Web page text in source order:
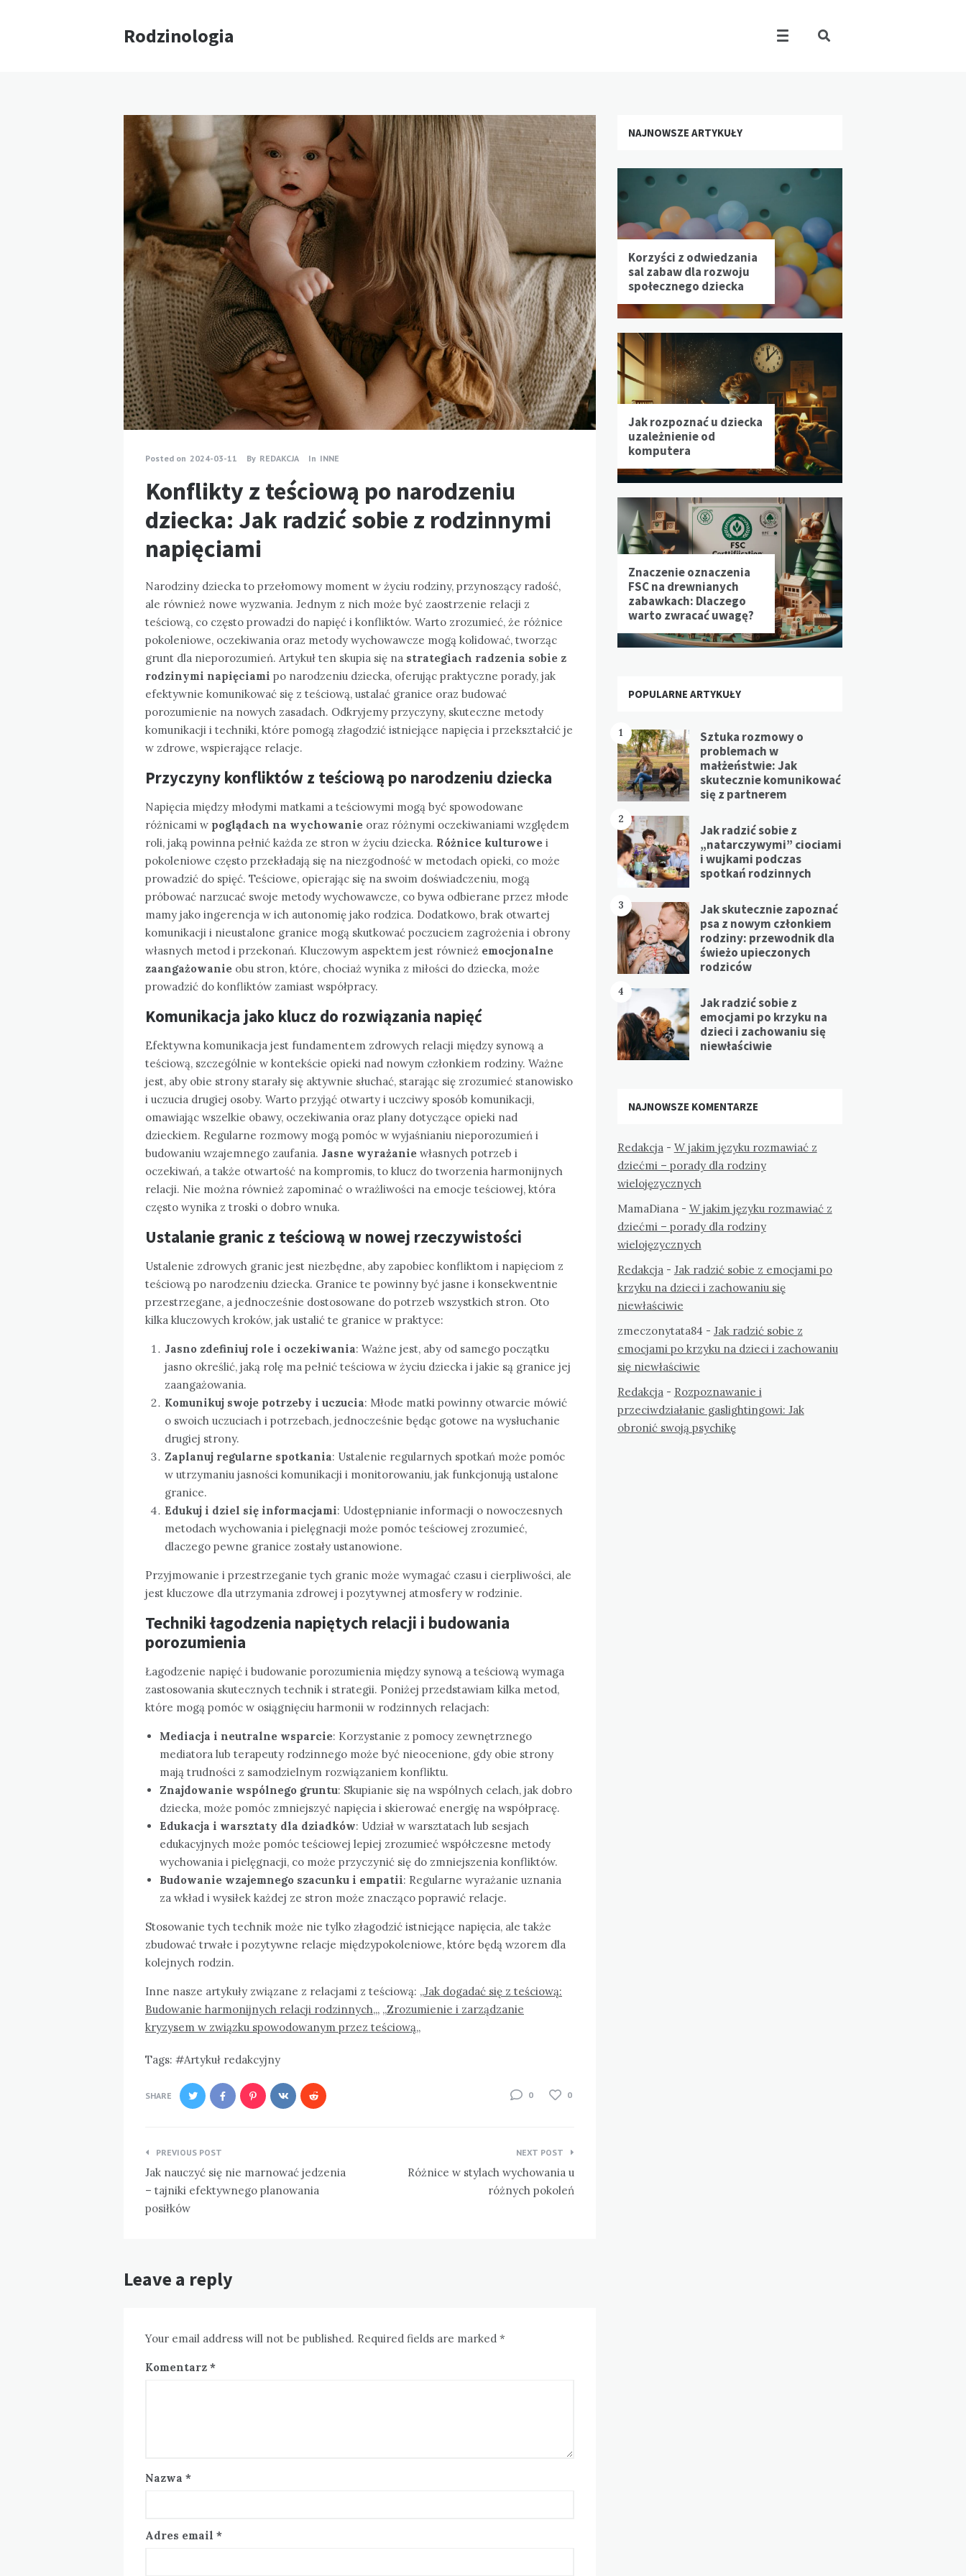
Rodzinologia
Posted on 2024-03-11 By REDAKCJA In INNE
Konflikty z teściową po narodzeniu
dziecka: Jak radzić sobie z rodzinnymi
napięciami
Narodziny dziecka to przełomowy moment w życiu rodziny, przynoszący radość,
ale również nowe wyzwania. Jednym z nich może być zaostrzenie relacji z
teściową, co często prowadzi do napięć i konfliktów. Warto zrozumieć, że różnice
pokoleniowe, oczekiwania oraz metody wychowawcze mogą kolidować, tworząc
grunt dla nieporozumień. Artykuł ten skupia się na strategiach radzenia sobie z
rodzinymi napięciami po narodzeniu dziecka, oferując praktyczne porady, jak
efektywnie komunikować się z teściową, ustalać granice oraz budować
porozumienie na nowych zasadach. Odkryjemy przyczyny, skuteczne metody
komunikacji i techniki, które pomogą złagodzić istniejące napięcia i przekształcić je
w zdrowe, wspierające relacje.
Przyczyny konfliktów z teściową po narodzeniu dziecka
Napięcia między młodymi matkami a teściowymi mogą być spowodowane
różnicami w poglądach na wychowanie oraz różnymi oczekiwaniami względem
roli, jaką powinna pełnić każda ze stron w życiu dziecka. Różnice kulturowe i
pokoleniowe często przekładają się na niezgodność w metodach opieki, co może
prowadzić do spięć. Teściowe, opierając się na swoim doświadczeniu, mogą
próbować narzucać swoje metody wychowawcze, co bywa odbierane przez młode
mamy jako ingerencja w ich autonomię jako rodzica. Dodatkowo, brak otwartej
komunikacji i nieustalone granice mogą skutkować poczuciem zagrożenia i obrony
własnych metod i przekonań. Kluczowym aspektem jest również emocjonalne
zaangażowanie obu stron, które, chociaż wynika z miłości do dziecka, może
prowadzić do konfliktów zamiast współpracy.
Komunikacja jako klucz do rozwiązania napięć
Efektywna komunikacja jest fundamentem zdrowych relacji między synową a
teściową, szczególnie w kontekście opieki nad nowym członkiem rodziny. Ważne
jest, aby obie strony starały się aktywnie słuchać, starając się zrozumieć stanowisko
i uczucia drugiej osoby. Warto przyjąć otwarty i uczciwy sposób komunikacji,
omawiając wszelkie obawy, oczekiwania oraz plany dotyczące opieki nad
dzieckiem. Regularne rozmowy mogą pomóc w wyjaśnianiu nieporozumień i
budowaniu wzajemnego zaufania. Jasne wyrażanie własnych potrzeb i
oczekiwań, a także otwartość na kompromis, to klucz do tworzenia harmonijnych
relacji. Nie można również zapominać o wrażliwości na emocje teściowej, która
często wynika z troski o dobro wnuka.
Ustalanie granic z teściową w nowej rzeczywistości
Ustalenie zdrowych granic jest niezbędne, aby zapobiec konfliktom i napięciom z
teściową po narodzeniu dziecka. Granice te powinny być jasne i konsekwentnie
przestrzegane, a jednocześnie dostosowane do potrzeb wszystkich stron. Oto
kilka kluczowych kroków, jak ustalić te granice w praktyce:
Jasno zdefiniuj role i oczekiwania: Ważne jest, aby od samego początku
jasno określić, jaką rolę ma pełnić teściowa w życiu dziecka i jakie są granice jej
zaangażowania.
Komunikuj swoje potrzeby i uczucia: Młode matki powinny otwarcie mówić
o swoich uczuciach i potrzebach, jednocześnie będąc gotowe na wysłuchanie
drugiej strony.
Zaplanuj regularne spotkania: Ustalenie regularnych spotkań może pomóc
w utrzymaniu jasności komunikacji i monitorowaniu, jak funkcjonują ustalone
granice.
Edukuj i dziel się informacjami: Udostępnianie informacji o nowoczesnych
metodach wychowania i pielęgnacji może pomóc teściowej zrozumieć,
dlaczego pewne granice zostały ustanowione.
Przyjmowanie i przestrzeganie tych granic może wymagać czasu i cierpliwości, ale
jest kluczowe dla utrzymania zdrowej i pozytywnej atmosfery w rodzinie.
Techniki łagodzenia napiętych relacji i budowania
porozumienia
Łagodzenie napięć i budowanie porozumienia między synową a teściową wymaga
zastosowania skutecznych technik i strategii. Poniżej przedstawiam kilka metod,
które mogą pomóc w osiągnięciu harmonii w rodzinnych relacjach:
Mediacja i neutralne wsparcie: Korzystanie z pomocy zewnętrznego
mediatora lub terapeuty rodzinnego może być nieocenione, gdy obie strony
mają trudności z samodzielnym rozwiązaniem konfliktu.
Znajdowanie wspólnego gruntu: Skupianie się na wspólnych celach, jak dobro
dziecka, może pomóc zmniejszyć napięcia i skierować energię na współpracę.
Edukacja i warsztaty dla dziadków: Udział w warsztatach lub sesjach
edukacyjnych może pomóc teściowej lepiej zrozumieć współczesne metody
wychowania i pielęgnacji, co może przyczynić się do zmniejszenia konfliktów.
Budowanie wzajemnego szacunku i empatii: Regularne wyrażanie uznania
za wkład i wysiłek każdej ze stron może znacząco poprawić relacje.
Stosowanie tych technik może nie tylko złagodzić istniejące napięcia, ale także
zbudować trwałe i pozytywne relacje międzypokoleniowe, które będą wzorem dla
kolejnych rodzin.
Inne nasze artykuły związane z relacjami z teściową: „Jak dogadać się z teściową:
Budowanie harmonijnych relacji rodzinnych„, „Zrozumienie i zarządzanie
kryzysem w związku spowodowanym przez teściową„
Tags: Artykuł redakcyjny
SHARE 0 0
Nawigacja
wpisu
PREVIOUS POST
Jak nauczyć się nie marnować jedzenia
– tajniki efektywnego planowania
posiłków
NEXT POST
Różnice w stylach wychowania u
różnych pokoleń
Leave a reply
Your email address will not be published. Required fields are marked *
Komentarz *
Nazwa *
Adres email *
NAJNOWSZE ARTYKUŁY
Korzyści z odwiedzania
sal zabaw dla rozwoju
społecznego dziecka
Jak rozpoznać u dziecka
uzależnienie od
komputera
Znaczenie oznaczenia
FSC na drewnianych
zabawkach: Dlaczego
warto zwracać uwagę?
POPULARNE ARTYKUŁY
1
Sztuka rozmowy o
problemach w
małżeństwie: Jak
skutecznie komunikować
się z partnerem
2
Jak radzić sobie z
„natarczywymi” ciociami
i wujkami podczas
spotkań rodzinnych
3
Jak skutecznie zapoznać
psa z nowym członkiem
rodziny: przewodnik dla
świeżo upieczonych
rodziców
4
Jak radzić sobie z
emocjami po krzyku na
dzieci i zachowaniu się
niewłaściwie
NAJNOWSZE KOMENTARZE
Redakcja - W jakim języku rozmawiać z
dziećmi – porady dla rodziny
wielojęzycznych
MamaDiana - W jakim języku rozmawiać z
dziećmi – porady dla rodziny
wielojęzycznych
Redakcja - Jak radzić sobie z emocjami po
krzyku na dzieci i zachowaniu się
niewłaściwie
zmeczonytata84 - Jak radzić sobie z
emocjami po krzyku na dzieci i zachowaniu
się niewłaściwie
Redakcja - Rozpoznawanie i
przeciwdziałanie gaslightingowi: Jak
obronić swoją psychikę